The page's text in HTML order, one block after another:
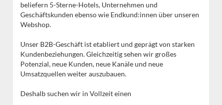
beliefern 5-Sterne-Hotels, Unternehmen und
Geschäftskunden ebenso wie Endkund:innen über unseren
Webshop.
Unser B2B-Geschäft ist etabliert und geprägt von starken
Kundenbeziehungen. Gleichzeitig sehen wir großes
Potenzial, neue Kunden, neue Kanäle und neue
Umsatzquellen weiter auszubauen.
Deshalb suchen wir in Vollzeit einen